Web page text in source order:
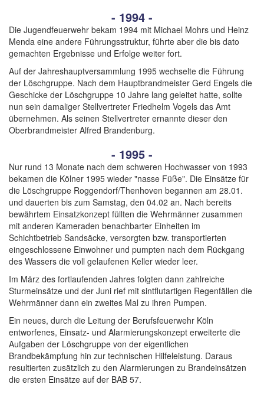
- 1994 -
Die Jugendfeuerwehr bekam 1994 mit Michael Mohrs und Heinz
Menda eine andere Führungsstruktur, führte aber die bis dato
gemachten Ergebnisse und Erfolge weiter fort.
Auf der Jahreshauptversammlung 1995 wechselte die Führung
der Löschgruppe. Nach dem Hauptbrandmeister Gerd Engels die
Geschicke der Löschgruppe 10 Jahre lang geleitet hatte, sollte
nun sein damaliger Stellvertreter Friedhelm Vogels das Amt
übernehmen. Als seinen Stellvertreter ernannte dieser den
Oberbrandmeister Alfred Brandenburg.
- 1995 -
Nur rund 13 Monate nach dem schweren Hochwasser von 1993
bekamen die Kölner 1995 wieder "nasse Füße". Die Einsätze für
die Löschgruppe Roggendorf/Thenhoven begannen am 28.01.
und dauerten bis zum Samstag, den 04.02 an. Nach bereits
bewährtem Einsatzkonzept füllten die Wehrmänner zusammen
mit anderen Kameraden benachbarter Einheiten im
Schichtbetrieb Sandsäcke, versorgten bzw. transportierten
eingeschlossene Einwohner und pumpten nach dem Rückgang
des Wassers die voll gelaufenen Keller wieder leer.
Im März des fortlaufenden Jahres folgten dann zahlreiche
Sturmeinsätze und der Juni rief mit sintflutartigen Regenfällen die
Wehrmänner dann ein zweites Mal zu ihren Pumpen.
Ein neues, durch die Leitung der Berufsfeuerwehr Köln
entworfenes, Einsatz- und Alarmierungskonzept erweiterte die
Aufgaben der Löschgruppe von der eigentlichen
Brandbekämpfung hin zur technischen Hilfeleistung. Daraus
resultierten zusätzlich zu den Alarmierungen zu Brandeinsätzen
die ersten Einsätze auf der BAB 57.